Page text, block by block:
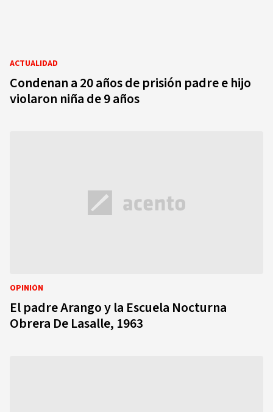
ACTUALIDAD
Condenan a 20 años de prisión padre e hijo
violaron niña de 9 años
OPINIÓN
El padre Arango y la Escuela Nocturna
Obrera De Lasalle, 1963